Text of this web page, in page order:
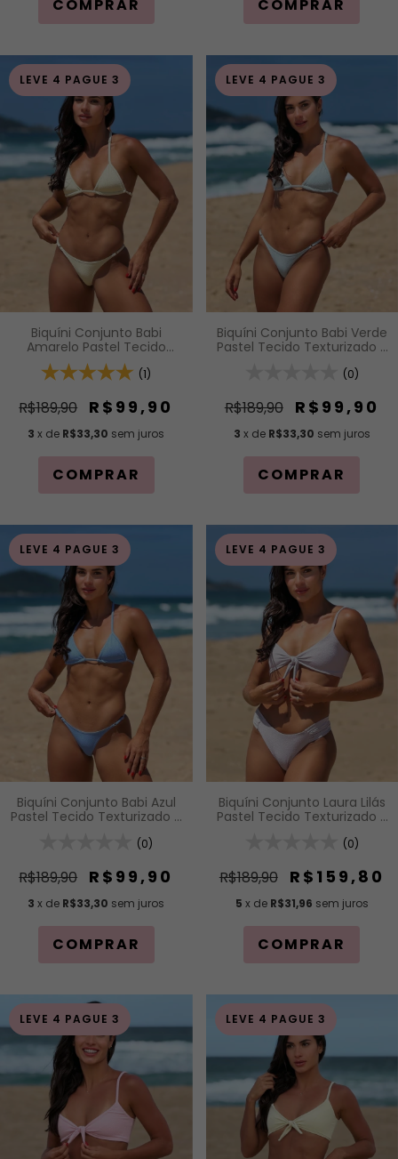
COMPRAR COMPRAR
LEVE 4 PAGUE 3
Biquíni Conjunto Babi
Amarelo Pastel Tecido
Texturizado - Top Fita de
Regulagem e Calcinha Fio
(Modelagem Para
Bronzeado)
(1)
R$189,90 R$99,90
3 x de R$33,30 sem juros
COMPRAR
LEVE 4 PAGUE 3
Biquíni Conjunto Babi Verde
Pastel Tecido Texturizado -
Calcinha Fio com
Para Bronzeado)
(0)
R$189,90 R$99,90
3 x de R$33,30 sem juros
COMPRAR
LEVE 4 PAGUE 3
Biquíni Conjunto Babi Azul
Pastel Tecido Texturizado -
Calcinha Fio com
Para Bronzeado)
(0)
R$189,90 R$99,90
3 x de R$33,30 sem juros
COMPRAR
LEVE 4 PAGUE 3
Biquíni Conjunto Laura Lilás
Pastel Tecido Texturizado -
Alças de Regulagem e
Detalhe Drapeado
(0)
R$189,90 R$159,80
5 x de R$31,96 sem juros
COMPRAR
LEVE 4 PAGUE 3 LEVE 4 PAGUE 3